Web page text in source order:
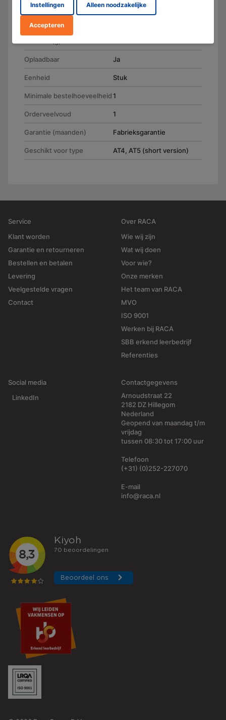
Afmeting
(L) 170.0 mm x (B) 28.0 mm
Oplaadbaar Ja
Eenheid Stuk
Minimale bestelhoeveelheid1
Orderveelvoud 1
Garantie (maanden) Fabrieksgarantie
Geschikt voor type AT4, AT5 (short version)
Instellingen Alleen noodzakelijke
Accepteren
Service
Klant worden
Garantie en retourneren
Bestellen en betalen
Levering
Veelgestelde vragen
Contact
Over RACA
Wie wij zijn
Wat wij doen
Voor wie?
Onze merken
Het team van RACA
MVO
ISO 9001
Werken bij RACA
SBB erkend leerbedrijf
Referenties
Social media
LinkedIn
Contactgegevens
Arnoudstraat 22
2182 DZ Hillegom
Nederland
Geopend van maandag t/m
vrijdag
tussen 08:30 tot 17:00 uur
Telefoon
(+31) (0)252-227070
E-mail
info@raca.nl